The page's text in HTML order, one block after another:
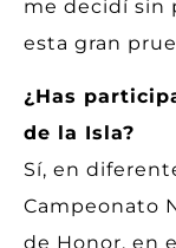
me decidí sin
esta gran
¿Has
de la Isla?
Sí, en
Campeonato
de Honor, en